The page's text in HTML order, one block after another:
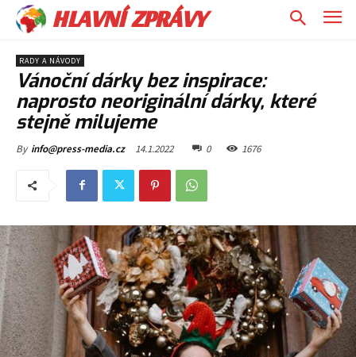
HLAVNÍ ZPRÁVY
RADY A NÁVODY
Vánoční dárky bez inspirace:
naprosto neoriginální dárky, které
stejně milujeme
By info@press-media.cz 14.1.2022 0 1676